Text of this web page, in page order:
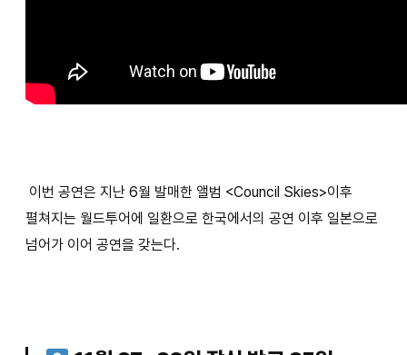
이번 공연은 지난 6월 발매한 앨범 <Council Skies>이후
펼쳐지는 월드투어에 일환으로 한국에서의 공연 이후 일본으로
넘어가 이어 공연을 갖는다.